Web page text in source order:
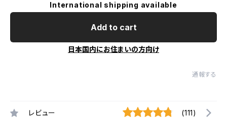
International shipping available
Add to cart
日本国内にお住まいの方向け
通報する
レビュー (111)